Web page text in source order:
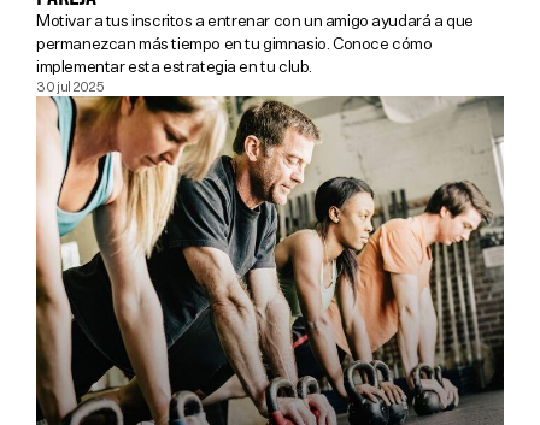
Motivar a tus inscritos a entrenar con un amigo ayudará a que
permanezcan más tiempo en tu gimnasio. Conoce cómo
implementar esta estrategia en tu club.
30 jul 2025